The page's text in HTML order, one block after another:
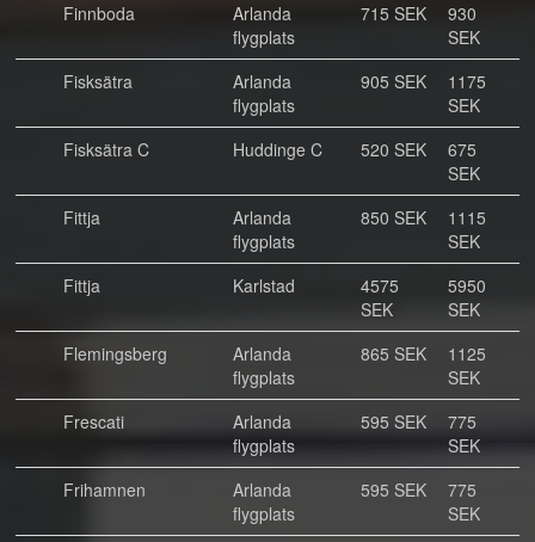
Finnboda
Arlanda
flygplats
715 SEK
930
SEK
Fisksätra
Arlanda
flygplats
905 SEK
1175
SEK
Fisksätra C
Huddinge C 520 SEK
675
SEK
Fittja
Arlanda
flygplats
850 SEK
1115
SEK
Fittja
Karlstad
4575
SEK
5950
SEK
Flemingsberg
Arlanda
flygplats
865 SEK
1125
SEK
Frescati
Arlanda
flygplats
595 SEK
775
SEK
Frihamnen
Arlanda
flygplats
595 SEK
775
SEK